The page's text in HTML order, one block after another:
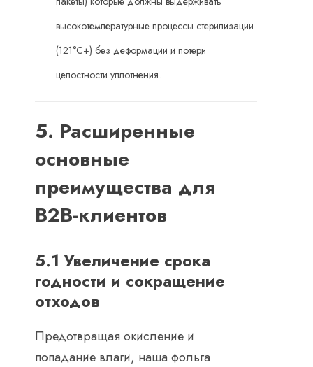
высокотемпературные процессы стерилизации
(121°С+) без деформации и потери
целостности уплотнения.
5. Расширенные
основные
преимущества для
B2B-клиентов
5.1 Увеличение срока
годности и сокращение
отходов
Предотвращая окисление и
попадание влаги, наша фольга